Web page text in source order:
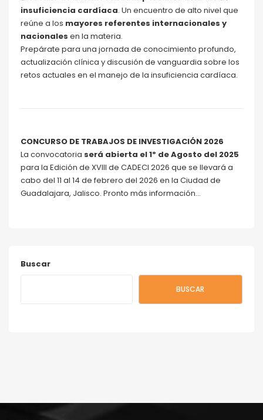
insuficiencia cardíaca. Un encuentro de alto nivel que
reúne a los mayores referentes internacionales y
nacionales en la materia.
Prepárate para una jornada de conocimiento profundo,
actualización clínica y discusión de vanguardia sobre los
retos actuales en el manejo de la insuficiencia cardíaca.
CONCURSO DE TRABAJOS DE INVESTIGACIÓN 2026
La convocatoria será abierta el 1º de Agosto del 2025
para la Edición de XVIII de CADECI 2026 que se llevará a
cabo del 11 al 14 de febrero del 2026 en la Ciudad de
Guadalajara, Jalisco. Pronto más información…
Buscar
BUSCAR